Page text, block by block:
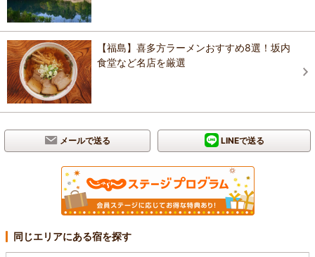
【福島】喜多方ラーメンおすすめ8選！坂内
食堂など名店を厳選
メールで送る LINEで送る
同じエリアにある宿を探す